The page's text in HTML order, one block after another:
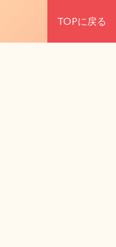
TOPに戻る